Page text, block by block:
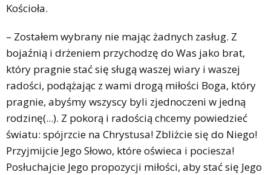
Kościoła.
– Zostałem wybrany nie mając żadnych zasług. Z
bojaźnią i drżeniem przychodzę do Was jako brat,
który pragnie stać się sługą waszej wiary i waszej
radości, podążając z wami drogą miłości Boga, który
pragnie, abyśmy wszyscy byli zjednoczeni w jedną
rodzinę(...). Z pokorą i radością chcemy powiedzieć
światu: spójrzcie na Chrystusa! Zbliżcie się do Niego!
Przyjmijcie Jego Słowo, które oświeca i pociesza!
Posłuchajcie Jego propozycji miłości, aby stać się Jego